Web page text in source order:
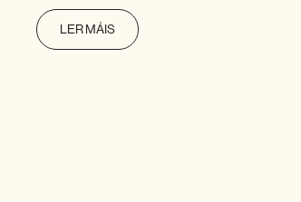
LER MÁIS